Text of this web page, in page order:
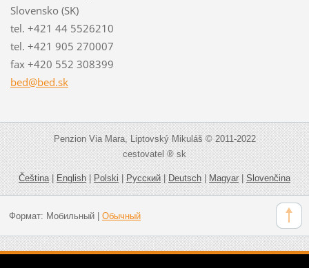
Slovensko (SK)
tel. +421 44 5526210
tel. +421 905 270007
fax +420 552 308399
bed@bed.sk
Penzion Via Mara, Liptovský Mikuláš © 2011-2022
cestovatel ® sk
Čeština|English|Polski|Русский|Deutsch|Magyar|Slovenčina
Формат: Мобильный| Обычный